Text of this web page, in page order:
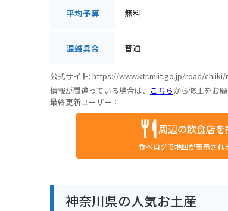
平均予算 無料
混雑具合 普通
公式サイト:https://www.ktr.mlit.go.jp/road/chiiki/
情報が間違っている場合は、 こちらから修正をお願
最終更新ユーザー：
周辺の飲食店を
食べログで地図が表示され
神奈川県の人気お土産